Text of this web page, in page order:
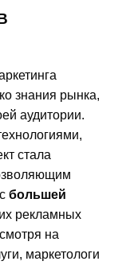
знания рынка,
аудитории.
стала
большей
рекламных
на
маркетологи